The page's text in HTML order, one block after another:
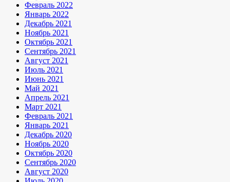
Февраль 2022
Январь 2022
Декабрь 2021
Ноябрь 2021
Октябрь 2021
Сентябрь 2021
Август 2021
Июль 2021
Июнь 2021
Май 2021
Апрель 2021
Март 2021
Февраль 2021
Январь 2021
Декабрь 2020
Ноябрь 2020
Октябрь 2020
Сентябрь 2020
Август 2020